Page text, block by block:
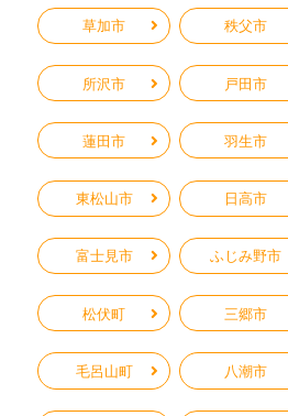
草加市 秩父市
所沢市 戸田市
蓮田市 羽生市
東松山市 日高市
富士見市 ふじみ野市
松伏町 三郷市
毛呂山町 八潮市